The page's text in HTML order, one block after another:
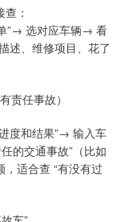
：
”→ 选对应车辆→ 看
述、维修项目、花了
责任事故）
度和结果”→ 输入车
的交通事故”（比如
适合查 “有没有过